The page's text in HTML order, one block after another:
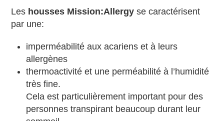
Les housses Mission:Allergy se caractérisent
par une:
imperméabilité aux acariens et à leurs
allergènes
thermoactivité et une perméabilité à l’humidité
très fine.
Cela est particulièrement important pour des
personnes transpirant beaucoup durant leur